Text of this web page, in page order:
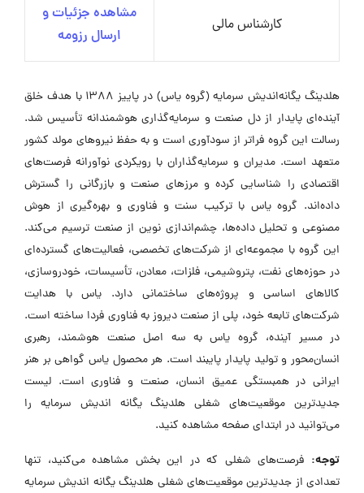
کارشناس مالی
مشاهده جزئیات و
ارسال رزومه
هلدینگ یگانه‌اندیش سرمایه (گروه یاس) در پاییز ۱۳۸۸ با هدف خلق
آینده‌ای پایدار از دل صنعت و سرمایه‌گذاری هوشمندانه تأسیس شد.
رسالت این گروه فراتر از سودآوری است و به حفظ نیروهای مولد کشور
متعهد است. مدیران و سرمایه‌گذاران با رویکردی نوآورانه فرصت‌های
اقتصادی را شناسایی کرده و مرزهای صنعت و بازرگانی را گسترش
داده‌اند. گروه یاس با ترکیب سنت و فناوری و بهره‌گیری از هوش
مصنوعی و تحلیل داده‌ها، چشم‌اندازی نوین از صنعت ترسیم می‌کند.
این گروه با مجموعه‌ای از شرکت‌های تخصصی، فعالیت‌های گسترده‌ای
در حوزه‌های نفت، پتروشیمی، فلزات، معادن، تأسیسات، خودروسازی،
کالاهای اساسی و پروژه‌های ساختمانی دارد. یاس با هدایت
شرکت‌های تابعه خود، پلی از صنعت دیروز به فناوری فردا ساخته است.
در مسیر آینده، گروه یاس به سه اصل صنعت هوشمند، رهبری
انسان‌محور و تولید پایدار پایبند است. هر محصول یاس گواهی بر هنر
ایرانی در همبستگی عمیق انسان، صنعت و فناوری است. لیست
جدیدترین موقعیت‌های شغلی هلدینگ یگانه اندیش سرمایه را
می‌توانید در ابتدای صفحه مشاهده کنید.
توجه: فرصت‌های شغلی که در این بخش مشاهده می‌کنید، تنها
تعدادی از جدیدترین موقعیت‌های شغلی هلدینگ یگانه اندیش سرمایه